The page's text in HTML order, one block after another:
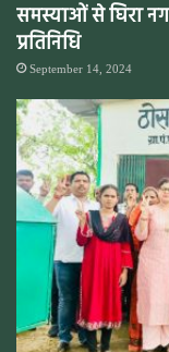
समस्याओं से घिरा
प्रतिनिधि
September 14, 2024